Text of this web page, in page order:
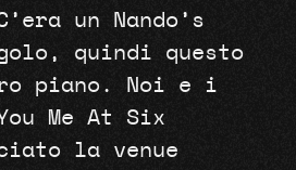
un Nando’s
quindi questo
piano. Noi e i
Me At Six
la venue